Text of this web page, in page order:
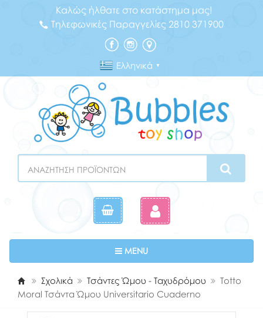
Καλώς ήλθατε στο κατάστημα μας!
Τηλεφωνικές Παραγγελίες 2810 371900
Ελληνικά ▼
MENUToggle navigation
Σχολικά Τσάντες Ώμου - Ταχυδρόμου
Totto
Moral Τσάντα Ώμου Universitario Cuaderno